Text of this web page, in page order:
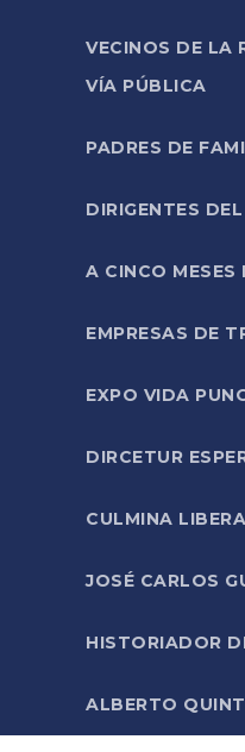
VECINOS DE LA
VÍA PÚBLICA
PADRES DE
DIRIGENTES
A CINCO
EMPRESAS DE
EXPO VIDA
DIRCETUR
CULMINA
JOSÉ CARLOS
HISTORIADOR
ALBERTO